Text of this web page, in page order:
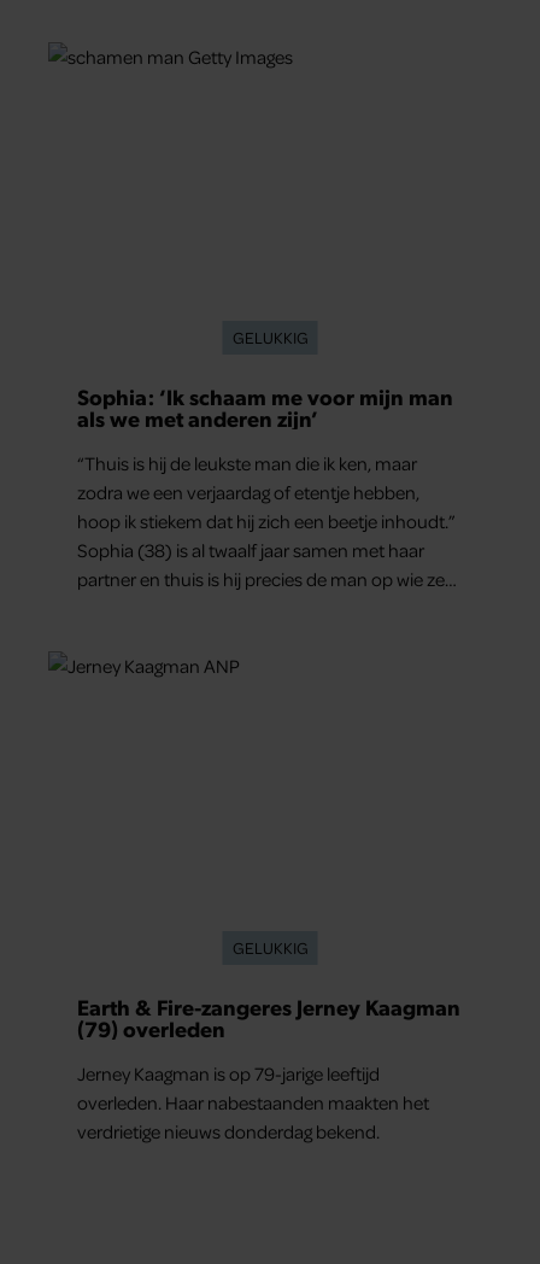
hij voor advies bij zijn zus terecht.
GELUKKIG
Sophia: ‘Ik schaam me voor mijn man
als we met anderen zijn’
“Thuis is hij de leukste man die ik ken, maar
zodra we een verjaardag of etentje hebben,
hoop ik stiekem dat hij zich een beetje inhoudt.”
Sophia (38) is al twaalf jaar samen met haar
partner en thuis is hij precies de man op wie ze
ze samen onder de mensen zijn.
GELUKKIG
Earth & Fire-zangeres Jerney Kaagman
(79) overleden
Jerney Kaagman is op 79-jarige leeftijd
overleden. Haar nabestaanden maakten het
verdrietige nieuws donderdag bekend.